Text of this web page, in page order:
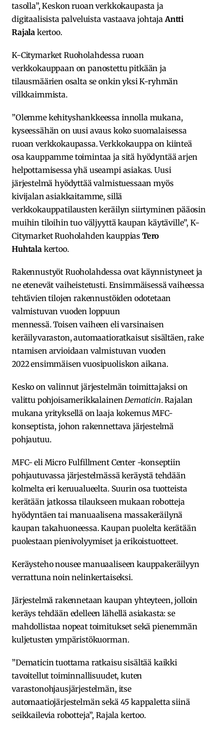
tasolla”, Keskon ruoan verkkokaupasta ja
digitaalisista palveluista vastaava johtaja Antti
Rajala kertoo.
K-Citymarket Ruoholahdessa ruoan
verkkokauppaan on panostettu pitkään ja
tilausmäärien osalta se onkin yksi K-ryhmän
vilkkaimmista.
”Olemme kehityshankkeessa innolla mukana,
kyseessähän on uusi avaus koko suomalaisessa
ruoan verkkokaupassa. Verkkokauppa on kiinteä
osa kauppamme toimintaa ja sitä hyödyntää arjen
helpottamisessa yhä useampi asiakas. Uusi
järjestelmä hyödyttää valmistuessaan myös
kivijalan asiakkaitamme, sillä
verkkokauppatilausten keräilyn siirtyminen pääosin
muihin tiloihin tuo väljyyttä kaupan käytäville”, K-
Citymarket Ruoholahden kauppias Tero
Huhtala kertoo.
Rakennustyöt Ruoholahdessa ovat käynnistyneet ja
ne etenevät vaiheistetusti. Ensimmäisessä vaiheessa
tehtävien tilojen rakennustöiden odotetaan
valmistuvan vuoden loppuun
mennessä. Toisen vaiheen eli varsinaisen
keräilyvaraston, automaatioratkaisut sisältäen, rake
ntamisen arvioidaan valmistuvan vuoden
2022 ensimmäisen vuosipuoliskon aikana.
Kesko on valinnut järjestelmän toimittajaksi on
valittu pohjoisamerikkalainen Dematicin. Rajalan
mukana yrityksellä on laaja kokemus MFC-
konseptista, johon rakennettava järjestelmä
pohjautuu.
MFC- eli Micro Fulfillment Center -konseptiin
pohjautuvassa järjestelmässä keräystä tehdään
kolmelta eri keruualueelta. Suurin osa tuotteista
kerätään jatkossa tilaukseen mukaan robotteja
hyödyntäen tai manuaalisena massakeräilynä
kaupan takahuoneessa. Kaupan puolelta kerätään
puolestaan pienivolyymiset ja erikoistuotteet.
Keräysteho nousee manuaaliseen kauppakeräilyyn
verrattuna noin nelinkertaiseksi.
Järjestelmä rakennetaan kaupan yhteyteen, jolloin
keräys tehdään edelleen lähellä asiakasta: se
mahdollistaa nopeat toimitukset sekä pienemmän
kuljetusten ympäristökuorman.
”Dematicin tuottama ratkaisu sisältää kaikki
tavoitellut toiminnallisuudet, kuten
varastonohjausjärjestelmän, itse
automaatiojärjestelmän sekä 45 kappaletta siinä
seikkailevia robotteja”, Rajala kertoo.